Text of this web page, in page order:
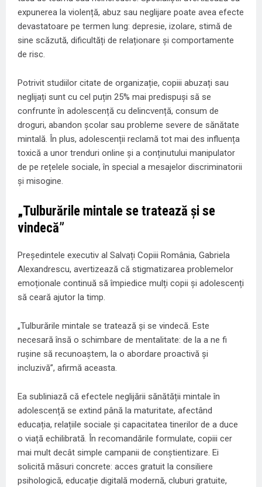
expunerea la violență, abuz sau neglijare poate avea efecte
devastatoare pe termen lung: depresie, izolare, stimă de
sine scăzută, dificultăți de relaționare și comportamente
de risc.
Potrivit studiilor citate de organizație, copiii abuzați sau
neglijați sunt cu cel puțin 25% mai predispuși să se
confrunte în adolescență cu delincvență, consum de
droguri, abandon școlar sau probleme severe de sănătate
mintală. În plus, adolescenții reclamă tot mai des influența
toxică a unor trenduri online și a conținutului manipulator
de pe rețelele sociale, în special a mesajelor discriminatorii
și misogine.
„Tulburările mintale se tratează și se
vindecă”
Președintele executiv al Salvați Copiii România, Gabriela
Alexandrescu, avertizează că stigmatizarea problemelor
emoționale continuă să împiedice mulți copii și adolescenți
să ceară ajutor la timp.
„Tulburările mintale se tratează și se vindecă. Este
necesară însă o schimbare de mentalitate: de la a ne fi
rușine să recunoaștem, la o abordare proactivă și
incluzivă”, afirmă aceasta.
Ea subliniază că efectele neglijării sănătății mintale în
adolescență se extind până la maturitate, afectând
educația, relațiile sociale și capacitatea tinerilor de a duce
o viață echilibrată. În recomandările formulate, copiii cer
mai mult decât simple campanii de conștientizare. Ei
solicită măsuri concrete: acces gratuit la consiliere
psihologică, educație digitală modernă, cluburi gratuite,